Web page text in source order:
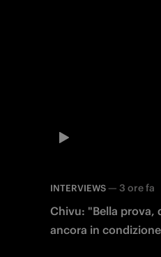
INTERVIEWS — 3 ore fa
Chivu: "Bella prova,
ancora in